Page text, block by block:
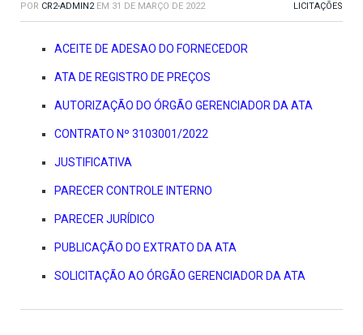
POR CR2-ADMIN2 EM 31 DE MARÇO DE 2022 LICITAÇÕES
ACEITE DE ADESAO DO FORNECEDOR
ATA DE REGISTRO DE PREÇOS
AUTORIZAÇÃO DO ÓRGÃO GERENCIADOR DA ATA
CONTRATO Nº 3103001/2022
JUSTIFICATIVA
PARECER CONTROLE INTERNO
PARECER JURÍDICO
PUBLICAÇÃO DO EXTRATO DA ATA
SOLICITAÇÃO AO ÓRGÃO GERENCIADOR DA ATA